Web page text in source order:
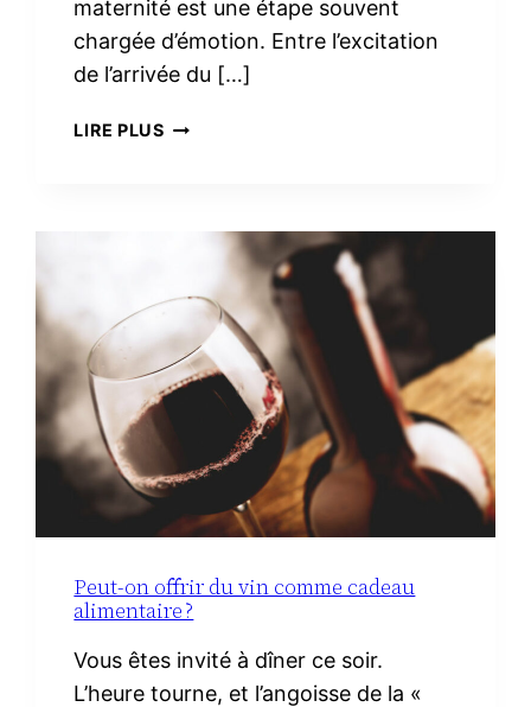
maternité est une étape souvent
chargée d’émotion. Entre l’excitation
de l’arrivée du […]
LIRE PLUSTROUSSE
MATERNITÉ :
VRAI
NÉCESSAIRE
Peut-on offrir du vin comme cadeau
alimentaire ?
Vous êtes invité à dîner ce soir.
L’heure tourne, et l’angoisse de la «